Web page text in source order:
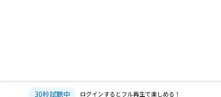
30秒試聴中 ログインするとフル再生で楽しめる！